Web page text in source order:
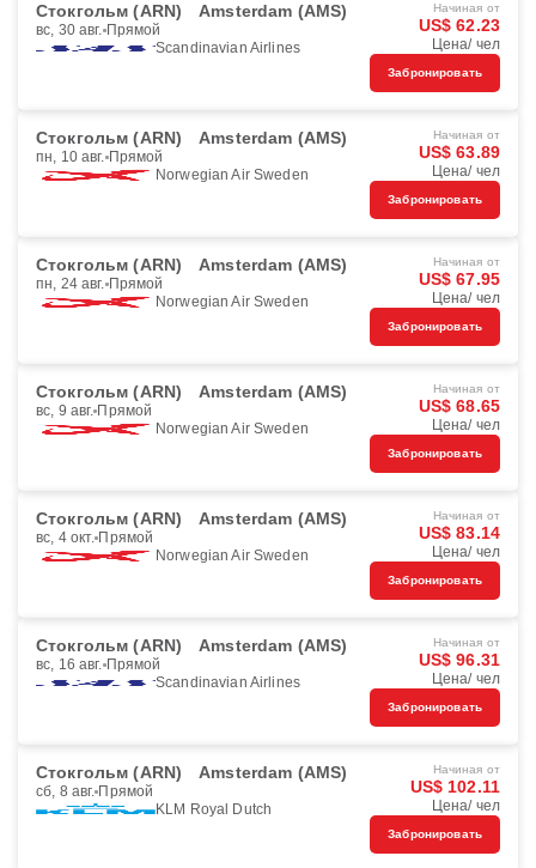
Стокгольм (ARN) Amsterdam (AMS)
вс, 30 авг. Прямой
Scandinavian Airlines
Начиная от
US$ 62.23
Цена/ чел
Забронировать
Стокгольм (ARN) Amsterdam (AMS)
пн, 10 авг. Прямой
Norwegian Air Sweden
Начиная от
US$ 63.89
Цена/ чел
Забронировать
Стокгольм (ARN) Amsterdam (AMS)
пн, 24 авг. Прямой
Norwegian Air Sweden
Начиная от
US$ 67.95
Цена/ чел
Забронировать
Стокгольм (ARN) Amsterdam (AMS)
вс, 9 авг. Прямой
Norwegian Air Sweden
Начиная от
US$ 68.65
Цена/ чел
Забронировать
Стокгольм (ARN) Amsterdam (AMS)
вс, 4 окт. Прямой
Norwegian Air Sweden
Начиная от
US$ 83.14
Цена/ чел
Забронировать
Стокгольм (ARN) Amsterdam (AMS)
вс, 16 авг. Прямой
Scandinavian Airlines
Начиная от
US$ 96.31
Цена/ чел
Забронировать
Стокгольм (ARN) Amsterdam (AMS)
сб, 8 авг. Прямой
KLM Royal Dutch
Начиная от
US$ 102.11
Цена/ чел
Забронировать